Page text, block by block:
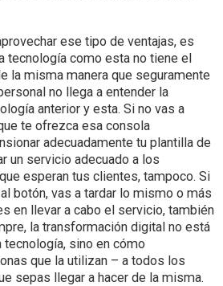
ese tipo de ventajas, es
tecnología como esta no tiene el
la misma manera que seguramente
no llega a entender la
anterior y esta. Si no vas a
te ofrezca esa consola
adecuadamente tu plantilla de
un servicio adecuado a los
esperan tus clientes, tampoco. Si
botón, vas a tardar lo mismo o más
en llevar a cabo el servicio, también
la transformación digital no está
tecnología, sino en cómo
que la utilizan – a todos los
sepas llegar a hacer de la misma.